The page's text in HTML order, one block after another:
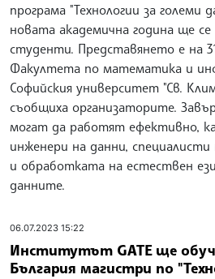
програма "Технологии за големи
новата академична година ще
студенти. Представянето е на
Факултета по математика и
Софийския университет "Св.
съобщиха организаторите.
могат да работят ефективно,
инженери на данни,
и обработката на естествен
данните.
06.07.2023 15:22
Институтът GATE ще
България магистри по